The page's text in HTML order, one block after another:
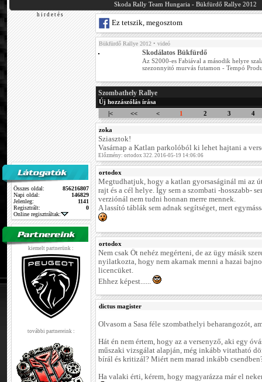
Skoda Rally Team Hungaria - Bükfürdő Rallye 2012
h i r d e t é s
Összes oldal:
856216807
Napi oldal:
146829
Jelenleg:
1141
Regisztrált:
0
Online regisztráltak:
kiemelt partnerünk :
további partnereink :
Ez tetszik, megosztom
Bükfürdő Rallye 2012 • videó
Skodálatos Bükfürdő
Az S2000-es Fabiával a második helyre
szezonnyitó murvás futamon - Tempó
Szombathely Rallye
Új hozzászólás írása
|<
<< < 1 2 3 4
zoka
Sziasztok!
Vasárnap a Katlan parkolóból ki lehet hajtani a
Előzmény: ortodox 322. 2016-05-19 14:06:06
ortodox
Megtudhatjuk, hogy a katlan gyorsaságinál mi az
rajt és a cél helye. Így sem a szombati -hosszabb-
verziónál nem tudni honnan merre mennek.
A lassító táblák sem adnak segítséget, mert
ortodox
Nem csak Őt nehéz megérteni, de az ügy másik
nyilatkozta, hogy nem akarnak menni a hazai
licencüket.
Ehhez képest......
dictus magister
Olvasom a Sasa féle szombathelyi beharangozót,
Hát én nem értem, hogy az a versenyző, aki egy
műszaki vizsgálat alapján, még inkább vitatható
bírál és kritizál? Miért nem marad inkább
Ha valaki érti, kérem, hogy magyarázza már el